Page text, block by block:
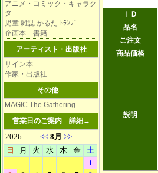
アニメ・コミック・キャラク
タ
児童 雑誌 かるた ﾄﾗﾝﾌﾟ
企画本 書籍
アーティスト・出版社
サイン本
作家・出版社
その他
MAGIC The Gathering
営業日のご案内 詳細→
ＩＤ
品名
ご注文
商品価格
説明